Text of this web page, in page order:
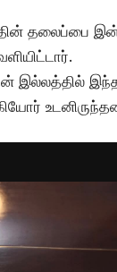
தலைப்பை
இந்த